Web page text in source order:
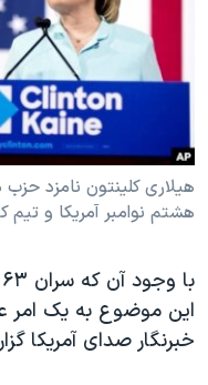
فرهنگ و زندگی
حقوق شهروندی
اقتصادی
علم و فناوری
اسرائیل در جنگ
گالری عکس
مستندها
انتخابات ریاست جمهوری
حمله جمهوری اسلامی به
ورزش زنان در ایران
اعتراضات زن، زندگی،
تریبونال مردمی آبان ۹۸
دادگاه حمید نوری
زبانهای مختلف
هیلاری کلینتون نامزد
هشتم نوامبر آمریکا و
این موضوع به یک امر
خبرنگار صدای آمریکا